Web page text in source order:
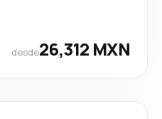
desde26,312 MXN